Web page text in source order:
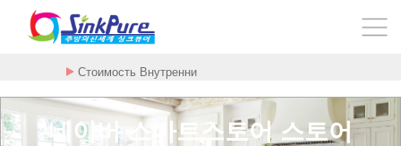
Стоимость Внутренни
네이버 스마트스토어 스토어